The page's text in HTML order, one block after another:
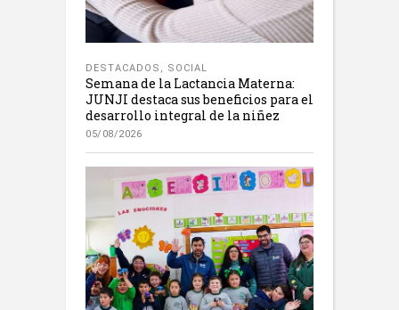
DESTACADOS , SOCIAL
Semana de la Lactancia Materna:
JUNJI destaca sus beneficios para el
desarrollo integral de la niñez
05/08/2026